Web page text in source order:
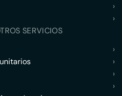
›
›
SERVICIOS
›
›
›
›